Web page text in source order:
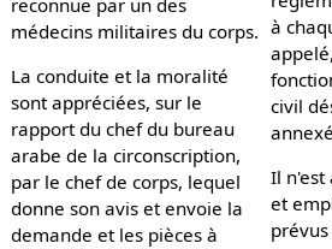
médecins militaires du corps.
La conduite et la moralité
sont appréciées, sur le
rapport du chef du bureau
arabe de la circonscription,
par le chef de corps, lequel
donne son avis et envoie la
demande et les pièces à
à
civil
Il n'est
et